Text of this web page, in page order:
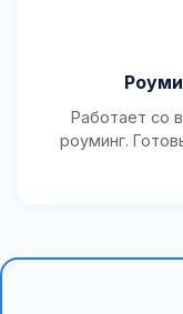
Работает со
роуминг.